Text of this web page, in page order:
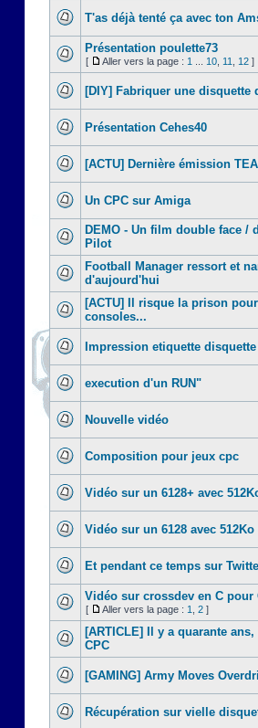
T'as déjà tenté ça avec ton
Présentation poulette73
[ Aller vers la page : 1 10 11 12 ]
[DIY] Fabriquer une disquette
Présentation Cehes40
[ACTU] Dernière émission
Un CPC sur Amiga
DEMO - Un film double face /
Pilot
Football Manager ressort et
d'aujourd'hui
[ACTU] Il risque la prison
consoles...
Impression etiquette disquette
execution d'un RUN"
Nouvelle vidéo
Composition pour jeux cpc
Vidéo sur un 6128+ avec
Vidéo sur un 6128 avec 512Ko
Et pendant ce temps sur
Vidéo sur crossdev en C pour
[ Aller vers la page : 1 2 ]
[ARTICLE] Il y a quarante
CPC
[GAMING] Army Moves
Récupération sur vielle